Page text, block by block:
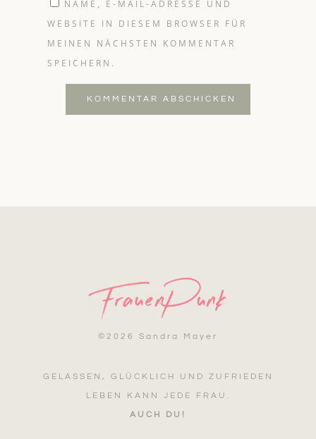
NAME, E-MAIL-ADRESSE UND
WEBSITE IN DIESEM BROWSER FÜR
MEINEN NÄCHSTEN KOMMENTAR
SPEICHERN.
KOMMENTAR ABSCHICKEN
© 2026 Sandra Mayer
GELASSEN, GLÜCKLICH UND ZUFRIEDEN
LEBEN KANN JEDE FRAU.
AUCH DU!